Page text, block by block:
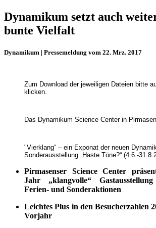
Dynamikum setzt auch
bunte Vielfalt
Dynamikum | Pressemeldung vom 22. Mrz. 2017
Zum Download der jeweiligen Dateien bitte
klicken.
Das Dynamikum Science Center in
"Vierklang“ – ein Exponat der neuen
Sonderausstellung „Haste Töne?“ (4.6.-
Pirmasenser Science Center
Jahr „klangvolle“
Ferien- und Sonderaktionen
Leichtes Plus in den Besucherzahlen
Vorjahr